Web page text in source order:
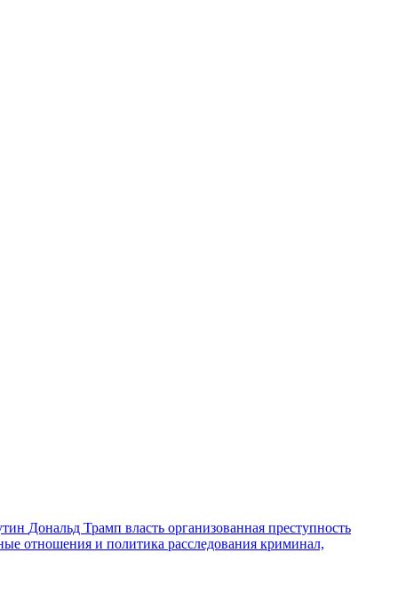
Дональд Трамп власть организованная преступность
отношения и политика расследования криминал,